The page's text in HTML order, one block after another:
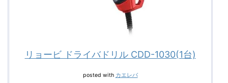
リョービ ドライバドリル CDD-1030(1台)
posted with カエレバ